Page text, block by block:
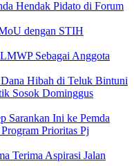
Hendak Pidato di Forum
dengan STIH
Sebagai Anggota
Hibah di Teluk Bintuni
Sosok Dominggus
Sarankan Ini ke Pemda
Prioritas Pj
Terima Aspirasi Jalan